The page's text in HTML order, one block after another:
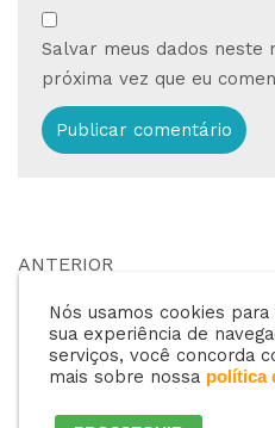
Salvar meus dados neste
próxima vez que eu
ANTERIOR
melhor distribuidora
para revender gás
de cozinha?
Nós usamos cookies
sua experiência de
serviços, você concorda
mais sobre nossa política